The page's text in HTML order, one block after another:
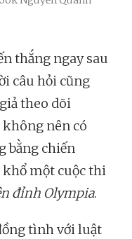
thắng ngay sau
câu hỏi cũng
theo dõi
nên có
bằng chiến
một cuộc thi
đỉnh Olympia.
tình với luật